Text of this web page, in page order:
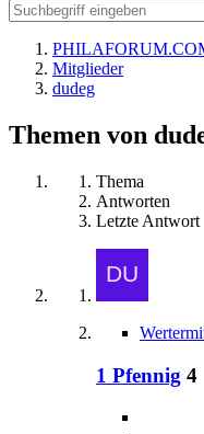
Mitglieder
dudeg
Themen von
Thema
Antworten
Letzte Antwort
1 Pfennig 4